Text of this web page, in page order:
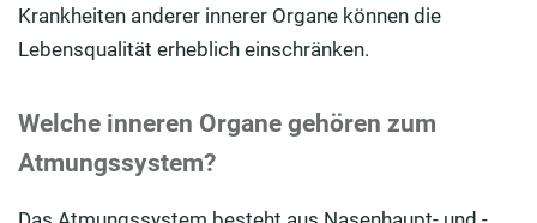
Krankheiten anderer innerer Organe können die
Lebensqualität erheblich einschränken.
Welche inneren Organe gehören zum
Atmungssystem?